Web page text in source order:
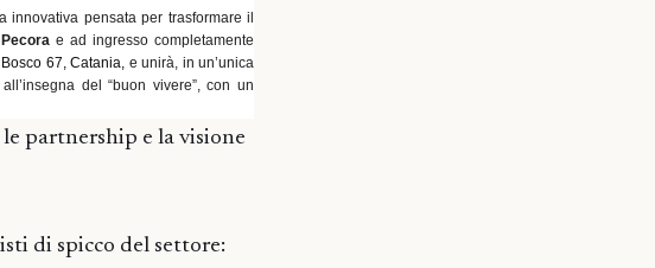
innovativa pensata per trasformare il
e ad ingresso completamente
67, Catania, e unirà, in un’unica
del “buon vivere”, con un
partnership e la visione
di spicco del settore: